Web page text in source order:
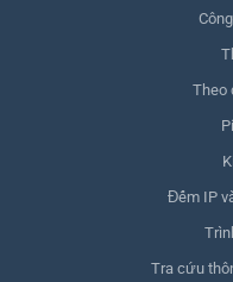
Theo
Đếm IP
Tra cứu